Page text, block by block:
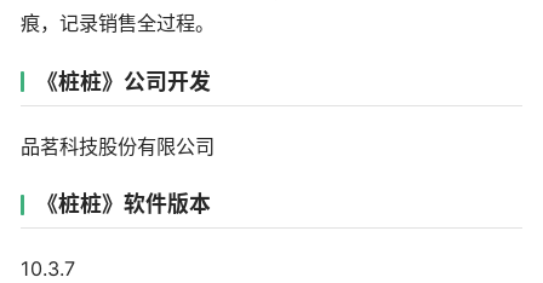
痕，记录销售全过程。
《桩桩》公司开发
品茗科技股份有限公司
《桩桩》软件版本
10.3.7